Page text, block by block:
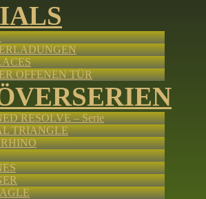
OFFENEN TÜR
RESOLVE – Serie
TRIANGLE